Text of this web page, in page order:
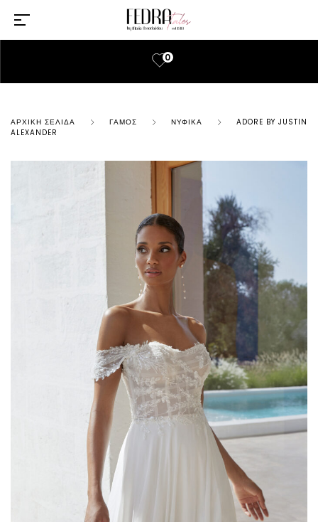
0
ΑΡΧΙΚΉ ΣΕΛΊΔΑ ΓΆΜΟΣ ΝΥΦΙΚΆ
ADORE BY JUSTIN
ALEXANDER